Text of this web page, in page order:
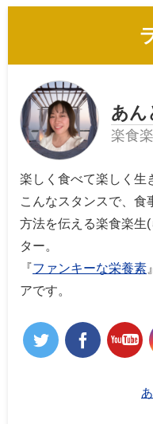
あん
楽食
楽しく食べて楽しく
こんなスタンスで、食
方法を伝える楽食楽生
ター。
『ファンキーな栄養素
アです。